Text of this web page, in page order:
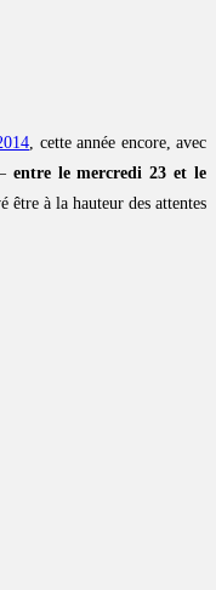
, cette année encore, avec
entre le mercredi 23 et le
être à la hauteur des attentes